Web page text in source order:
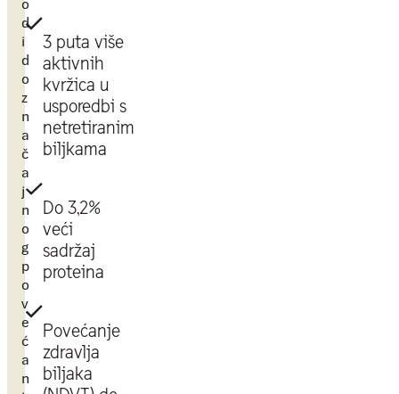
d
i
d
o
z
n
a
č
a
j
n
o
g
p
o
v
e
ć
a
n
3 puta više
aktivnih
kvržica u
usporedbi s
netretiranim
biljkama
Do 3,2%
veći
sadržaj
proteina
Povećanje
zdravlja
biljaka